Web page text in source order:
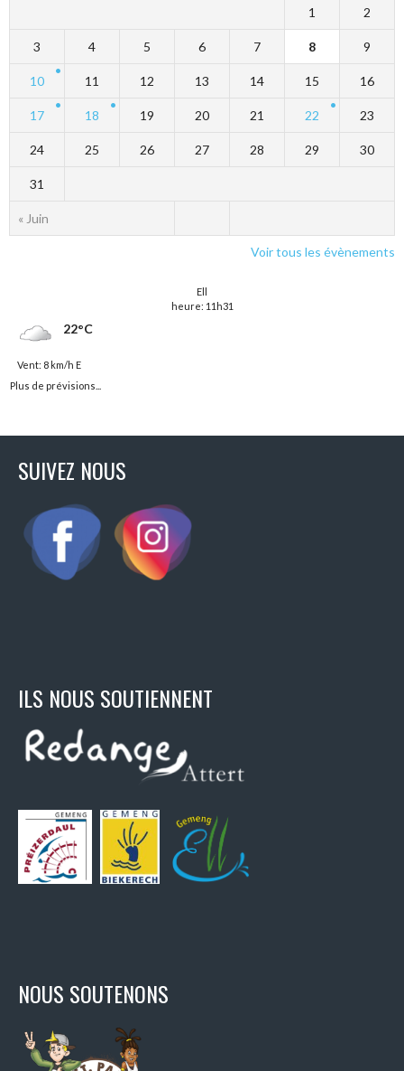
« Juin
1 2
3 4 5 6 7 8 9
10 11 12 13 14 15 16
17 18 19 20 21 22 23
24 25 26 27 28 29 30
31
Voir tous les évènements
Ell
heure: 11h31
22°C
Vent: 8 km/h E
Plus de prévisions...
SUIVEZ NOUS
ILS NOUS SOUTIENNENT
NOUS SOUTENONS